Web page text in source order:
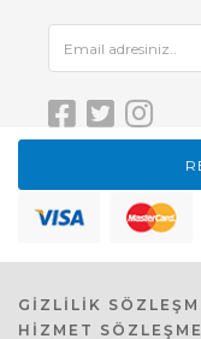
GİZLİLİK
HİZMET